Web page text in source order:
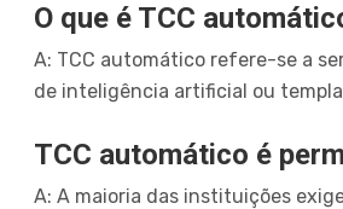
O que é TCC
A: TCC automático refere-se a
de inteligência artificial ou
TCC automático é
A: A maioria das instituições